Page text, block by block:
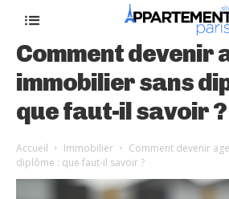
Comment devenir
immobilier sans
que faut-il savoir ?
Accueil Immobilier
Comment devenir
diplôme : que faut-il savoir ?